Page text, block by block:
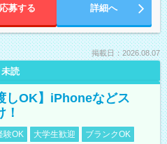
応募する 詳細へ
掲載日：2026.08.07
未読
しOK】iPhoneなどス
験OK 大学生歓迎
ブランクOK